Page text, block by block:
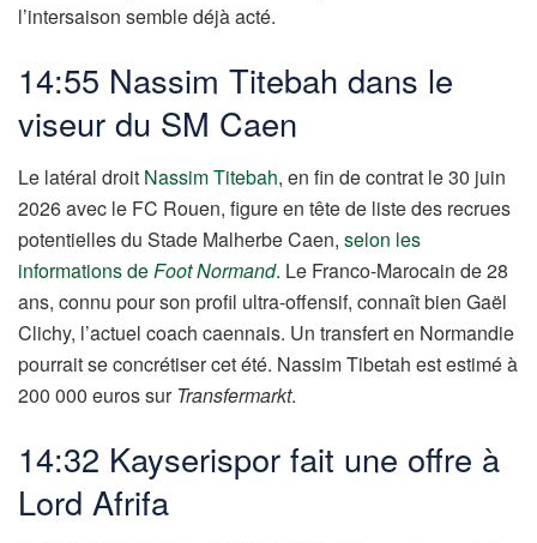
l’intersaison semble déjà acté.
14:55 Nassim Titebah dans le
viseur du SM Caen
Le latéral droit Nassim Titebah, en fin de contrat le 30 juin
2026 avec le FC Rouen, figure en tête de liste des recrues
potentielles du Stade Malherbe Caen, selon les
informations deFoot Normand. Le Franco-Marocain de 28
ans, connu pour son profil ultra-offensif, connaît bien Gaël
Clichy, l’actuel coach caennais. Un transfert en Normandie
pourrait se concrétiser cet été. Nassim Tibetah est estimé à
200 000 euros sur Transfermarkt.
14:32 Kayserispor fait une offre à
Lord Afrifa